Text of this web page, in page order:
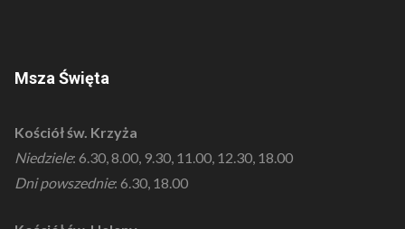
Msza Święta
Kościół św. Krzyża
Niedziele: 6.30, 8.00, 9.30, 11.00, 12.30, 18.00
Dni powszednie: 6.30, 18.00